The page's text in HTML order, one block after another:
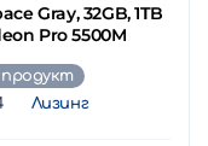
Gray, 32GB, 1TB
Pro 5500M
Лизинг